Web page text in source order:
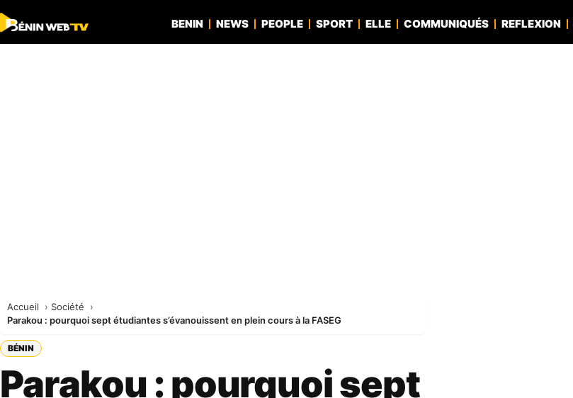
BENIN NEWS PEOPLE SPORT ELLE COMMUNIQUÉS REFLEXION
Accueil
Société
Parakou : pourquoi sept étudiantes s’évanouissent en plein cours à la FASEG
BÉNIN
Parakou : pourquoi sept